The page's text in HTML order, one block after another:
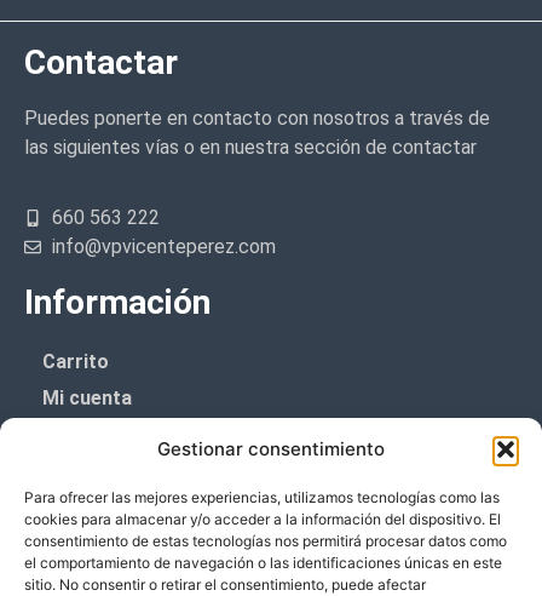
Gestionar consentimiento
Para ofrecer las mejores experiencias, utilizamos tecnologías como las
cookies para almacenar y/o acceder a la información del dispositivo. El
consentimiento de estas tecnologías nos permitirá procesar datos como
el comportamiento de navegación o las identificaciones únicas en este
sitio. No consentir o retirar el consentimiento, puede afectar
Contactar
Puedes ponerte en contacto con nosotros a través de
las siguientes vías o en nuestra sección de contactar
660 563 222
info@vpvicenteperez.com
Información
Carrito
Mi cuenta
Política de cookies (UE)
Boletín de noticias